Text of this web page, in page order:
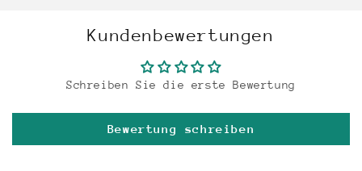
Kundenbewertungen
Schreiben Sie die erste Bewertung
Bewertung schreiben